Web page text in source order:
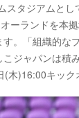
スタジアムと
ーランドを本
。「組織的な
ジャパンは積
木)16:00キック